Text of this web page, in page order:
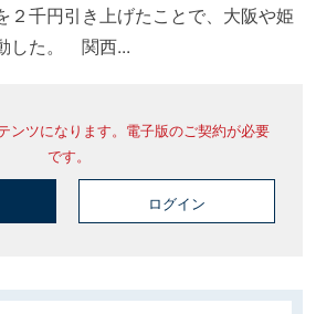
２千円引き上げたことで、大阪や姫
した。 関西...
ンツになります。電子版のご契約が必要
です。
ログイン